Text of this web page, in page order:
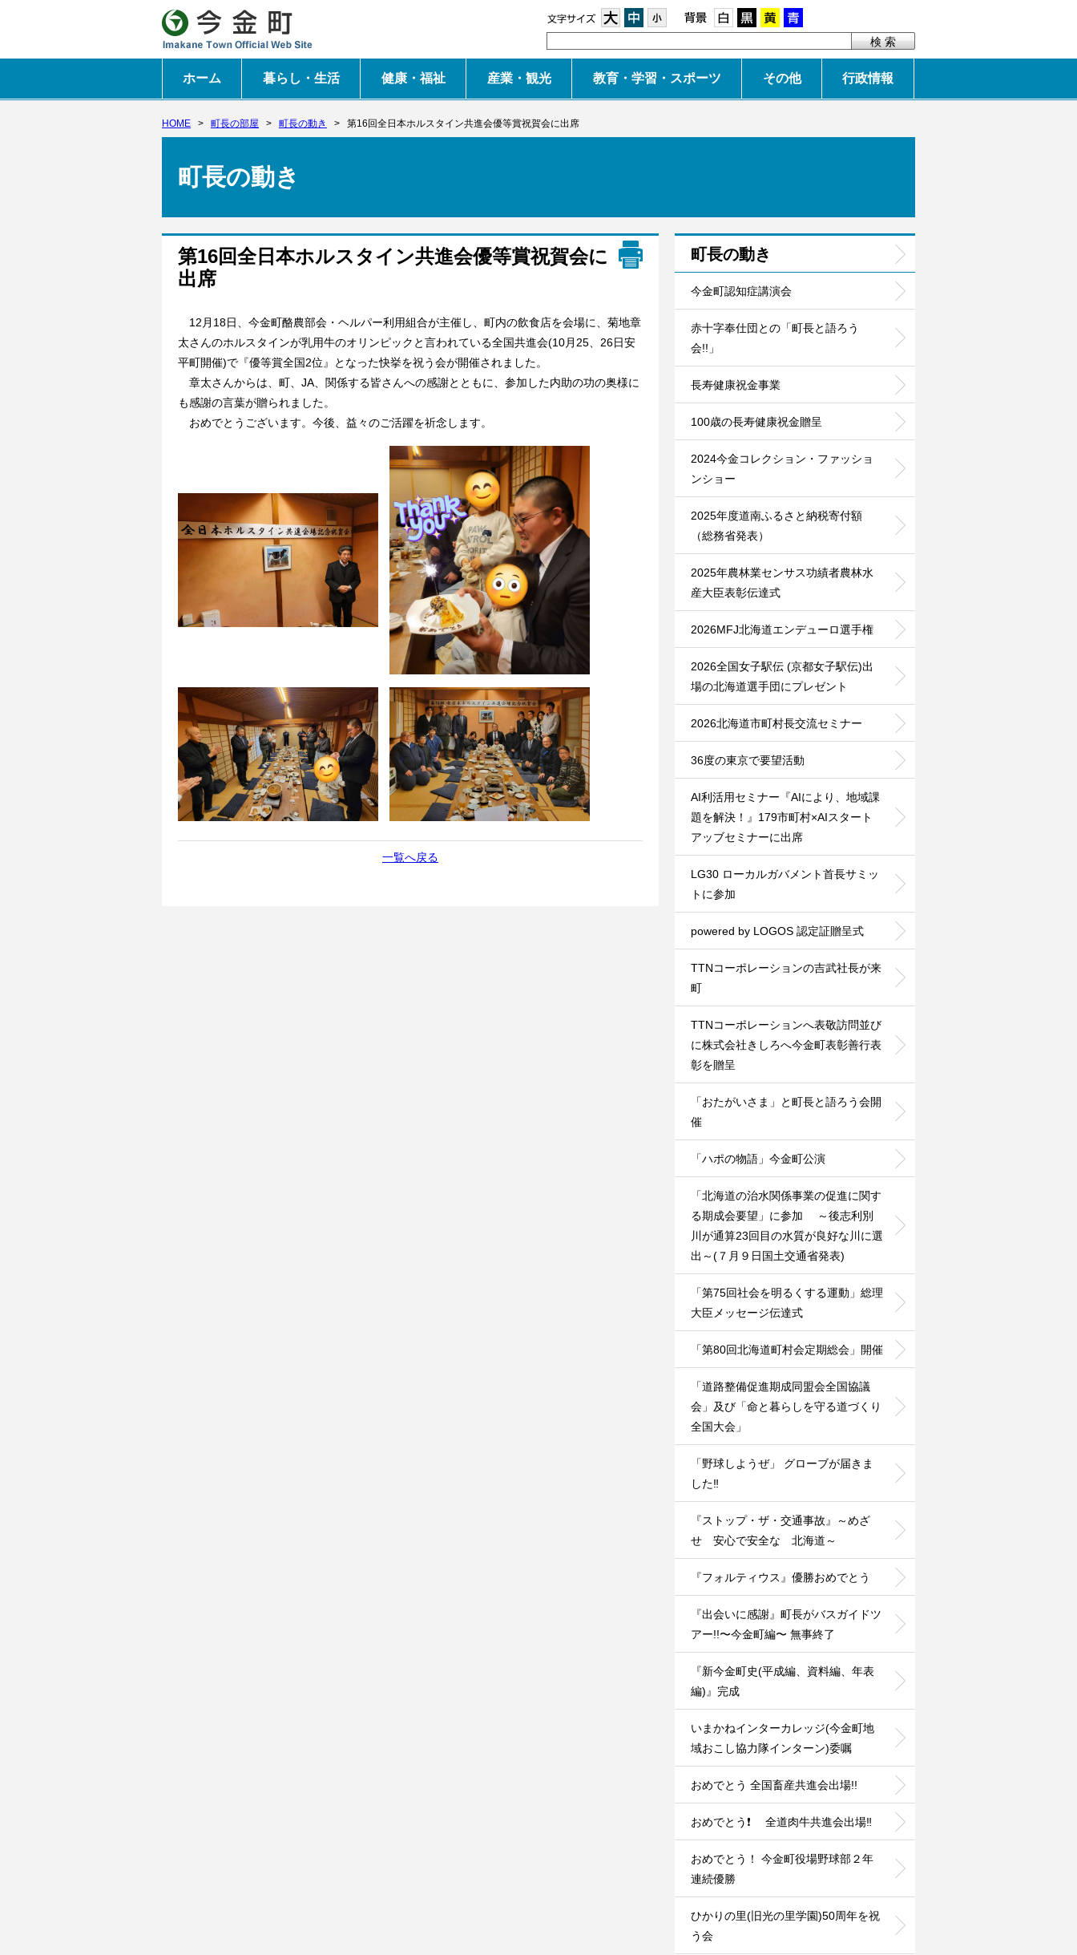
大 中 白 黒 黄
ホーム 暮らし・生活 健康・福祉 産業・観光 教育・学習・スポーツ その他 行政情報
HOME > 町長の部屋 > 町長の動き > 第16回全日本ホルスタイン共進会優等賞祝賀会に出席
町長の動き
第16回全日本ホルスタイン共進会優等賞祝賀会に
出席
12月18日、今金町酪農部会・ヘルパー利用組合が主催し、町内の飲食店を会場に、菊地章
太さんのホルスタインが乳用牛のオリンピックと言われている全国共進会(10月25、26日安
平町開催)で『優等賞全国2位』となった快挙を祝う会が開催されました。
章太さんからは、町、JA、関係する皆さんへの感謝とともに、参加した内助の功の奥様に
も感謝の言葉が贈られました。
おめでとうございます。今後、益々のご活躍を祈念します。
一覧へ戻る
町長の動き
今金町認知症講演会
赤十字奉仕団との「町長と語ろう
会!!」
長寿健康祝金事業
100歳の長寿健康祝金贈呈
2024今金コレクション・ファッショ
ンショー
2025年度道南ふるさと納税寄付額
（総務省発表）
2025年農林業センサス功績者農林水
産大臣表彰伝達式
2026MFJ北海道エンデューロ選手権
2026全国女子駅伝 (京都女子駅伝)出
場の北海道選手団にプレゼント
2026北海道市町村長交流セミナー
36度の東京で要望活動
AI利活用セミナー『AIにより、地域課
題を解決！』179市町村×AIスタート
アッブセミナーに出席
LG30 ローカルガバメント首長サミッ
トに参加
powered by LOGOS 認定証贈呈式
TTNコーポレーションの吉武社長が来
町
TTNコーポレーションへ表敬訪問並び
に株式会社きしろへ今金町表彰善行表
彰を贈呈
「おたがいさま」と町長と語ろう会開
催
「ハポの物語」今金町公演
「北海道の治水関係事業の促進に関す
る期成会要望」に参加 ～後志利別
川が通算23回目の水質が良好な川に選
出～(７月９日国土交通省発表)
「第75回社会を明るくする運動」総理
大臣メッセージ伝達式
「第80回北海道町村会定期総会」開催
「道路整備促進期成同盟会全国協議
会」及び「命と暮らしを守る道づくり
全国大会」
「野球しようぜ」 グローブが届きま
した‼️
『ストップ・ザ・交通事故』～めざ
せ 安心で安全な 北海道～
『フォルティウス』優勝おめでとう
『出会いに感謝』町長がバスガイドツ
アー!!〜今金町編〜 無事終了
『新今金町史(平成編、資料編、年表
編)』完成
いまかねインターカレッジ(今金町地
域おこし協力隊インターン)委嘱
おめでとう 全国畜産共進会出場!!
おめでとう❗ 全道肉牛共進会出場‼️
おめでとう！ 今金町役場野球部２年
連続優勝
ひかりの里(旧光の里学園)50周年を祝
う会